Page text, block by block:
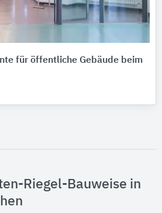
für öffentliche Gebäude beim
Riegel-Bauweise in